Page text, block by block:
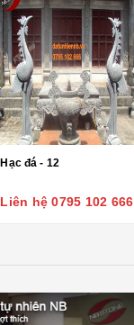
Hạc đá - 12
Liên hệ 0795 102 666